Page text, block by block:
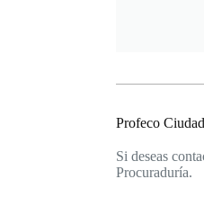
Profeco
Si deseas
Procuraduría.